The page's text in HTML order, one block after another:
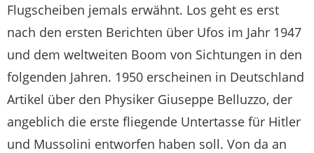
Flugscheiben jemals erwähnt. Los geht es erst
nach den ersten Berichten über Ufos im Jahr 1947
und dem weltweiten Boom von Sichtungen in den
folgenden Jahren. 1950 erscheinen in Deutschland
Artikel über den Physiker Giuseppe Belluzzo, der
angeblich die erste fliegende Untertasse für Hitler
und Mussolini entworfen haben soll. Von da an